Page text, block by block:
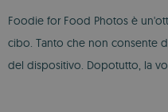
Foodie for Food Photos è
cibo. Tanto che non consente
del dispositivo. Dopotutto, la